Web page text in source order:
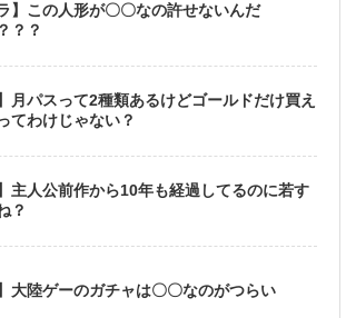
】この人形が〇〇なの許せないんだ
？？
月パスって2種類あるけどゴールドだけ買え
てわけじゃない？
主人公前作から10年も経過してるのに若す
？
大陸ゲーのガチャは〇〇なのがつらい